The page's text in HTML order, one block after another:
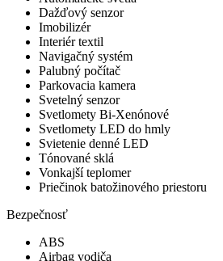
Dažďový senzor
Imobilizér
Interiér textil
Navigačný systém
Palubný počítač
Parkovacia kamera
Svetelný senzor
Svetlomety Bi-Xenónové
Svetlomety LED do hmly
Svietenie denné LED
Tónované sklá
Vonkajší teplomer
Priečinok batožinového priestoru
Bezpečnosť
ABS
Airbag vodiča